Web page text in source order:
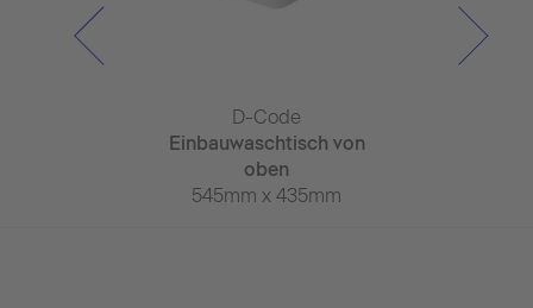
D-Code
Einbauwaschtisch von
oben
545mm x 435mm